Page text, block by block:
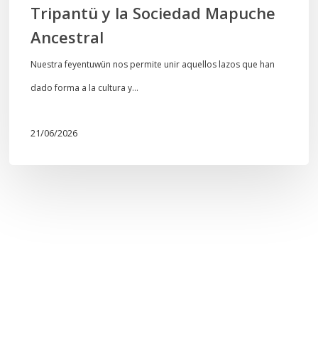
Tripantü y la Sociedad Mapuche
Ancestral
Nuestra feyentuwün nos permite unir aquellos lazos que han
dado forma a la cultura y…
21/06/2026